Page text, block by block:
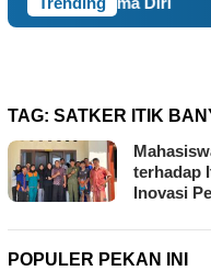
TAG: SATKER ITIK
terhadap
Inovasi
POPULER PEKAN INI